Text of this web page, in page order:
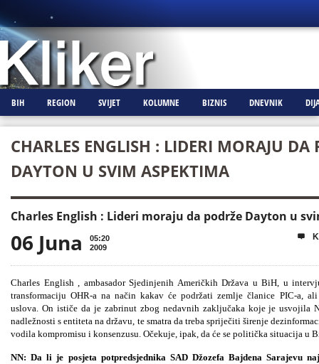
BIH REGION SVIJET KOLUMNE BIZNIS DNEVNIK
CHARLES ENGLISH : LIDERI MORAJU DA
DAYTON U SVIM ASPEKTIMA
Charles English : Lideri moraju da podrže Dayton u
06 Juna
05:20
2009

Charles English , ambasador Sjedinjenih Američkih Država u BiH, u
transformaciju OHR-a na način kakav će podržati zemlje članice PIC-a,
uslova. On ističe da je zabrinut zbog nedavnih zaključaka koje je usvojila
nadležnosti s entiteta na državu, te smatra da treba spriječiti širenje
vodila kompromisu i konsenzusu. Očekuje, ipak, da će se politička situacija u
NN: Da li je posjeta potpredsjednika SAD Džozefa Bajdena Sarajevu